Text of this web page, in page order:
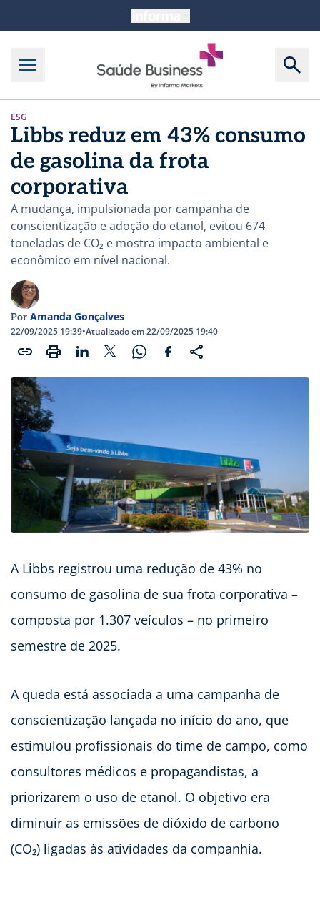
ESG
Libbs reduz em 43% consumo
de gasolina da frota
corporativa
A mudança, impulsionada por campanha de
conscientização e adoção do etanol, evitou 674
toneladas de CO₂ e mostra impacto ambiental e
econômico em nível nacional.
Por Amanda Gonçalves
22/09/2025 19:39•Atualizado em 22/09/2025 19:40
A Libbs registrou uma redução de 43% no
consumo de gasolina de sua frota corporativa –
composta por 1.307 veículos – no primeiro
semestre de 2025.
A queda está associada a uma campanha de
conscientização lançada no início do ano, que
estimulou profissionais do time de campo, como
consultores médicos e propagandistas, a
priorizarem o uso de etanol. O objetivo era
diminuir as emissões de dióxido de carbono
(CO₂) ligadas às atividades da companhia.